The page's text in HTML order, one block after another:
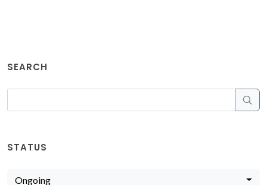
SEARCH
STATUS
Ongoing